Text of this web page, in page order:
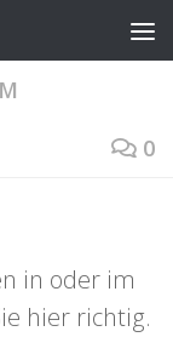
0
in oder im
hier richtig.